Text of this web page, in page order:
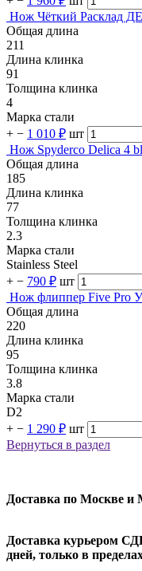
Нож Чёткий Расклад
Общая длина
211
Длина клинка
91
Толщина клинка
4
Марка стали
+ − 1 010 ₽ шт
Нож Spyderco Delica 4
Общая длина
185
Длина клинка
77
Толщина клинка
2.3
Марка стали
Stainless Steel
+ − 790 ₽ шт
Нож флиппер Five Pro
Общая длина
220
Длина клинка
95
Толщина клинка
3.8
Марка стали
D2
+ − 1 290 ₽ шт
Вернуться в раздел
Доставка по Москве и
Доставка курьером
дней, только в